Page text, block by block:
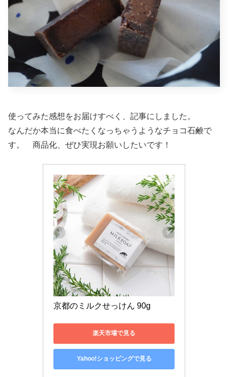
使ってみた感想をお届けすべく、記事にしました。
なんだか本当に食べたくなっちゃうようなチョコ石鹸で
す。 商品化、ぜひ実現お願いしたいです！
京都のミルクせっけん 90g
楽天市場で見る
Yahoo!ショッピングで見る